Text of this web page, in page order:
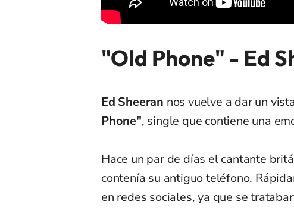
"Old Phone" - Ed
Ed Sheeran nos vuelve a dar un
Phone", single que contiene una
Hace un par de días el cantante
contenía su antiguo teléfono.
en redes sociales, ya que se